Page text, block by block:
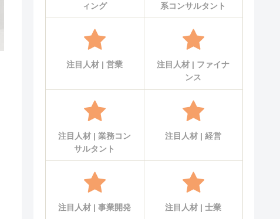
ィング
系コンサルタント
注目人材 | 営業
注目人材 | ファイナ
ンス
注目人材 | 業務コン
サルタント
注目人材 | 経営
注目人材 | 事業開発 注目人材 | 士業